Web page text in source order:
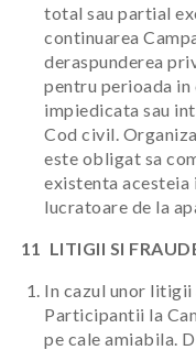
total sau partial
continuarea
deraspunderea
pentru perioada in
impiedicata sau
Cod civil.
este obligat sa
existenta acesteia
lucratoare de la
11 LITIGII SI
In cazul unor
Participantii la
pe cale amiabila.